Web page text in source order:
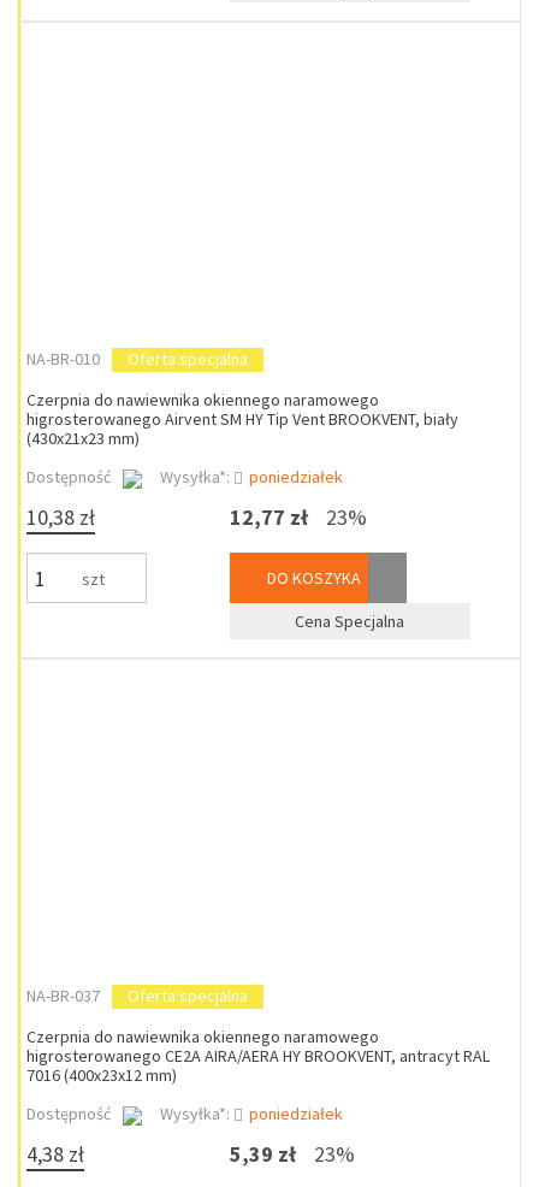
NA-BR-010
Oferta specjalna
Czerpnia do nawiewnika okiennego naramowego
higrosterowanego Airvent SM HY Tip Vent BROOKVENT, biały
(430x21x23 mm)
Dostępność
Wysyłka*: poniedziałek
10,38 zł
szt
12,77 zł 23%
DO KOSZYKA
Cena Specjalna
NA-BR-037
Oferta specjalna
Czerpnia do nawiewnika okiennego naramowego
higrosterowanego CE2A AIRA/AERA HY BROOKVENT, antracyt RAL
7016 (400x23x12 mm)
Dostępność
Wysyłka*: poniedziałek
4,38 zł 5,39 zł 23%